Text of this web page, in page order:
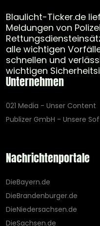
Blaulicht-Ticker.de
Meldungen von
alle wichtigen
schnellen und
wichtigen
Unternehmen
021 Media - Unser Content
Publizer GmbH - Unsere
Nachrichtenportale
DieBayern.de
DieBrandenburger.de
DieNiedersachsen.de
DieSachsen.de